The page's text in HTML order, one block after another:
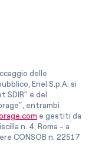
delle
Enel S.p.A. si
e del
entrambi
e gestiti da
n. 4, Roma - a
CONSOB n. 22517